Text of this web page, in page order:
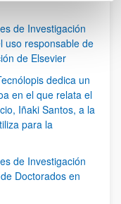
de Investigación
uso responsable de
de Elsevier
dedica un
en el que relata el
Iñaki Santos, a la
para la
de Investigación
Doctorados en